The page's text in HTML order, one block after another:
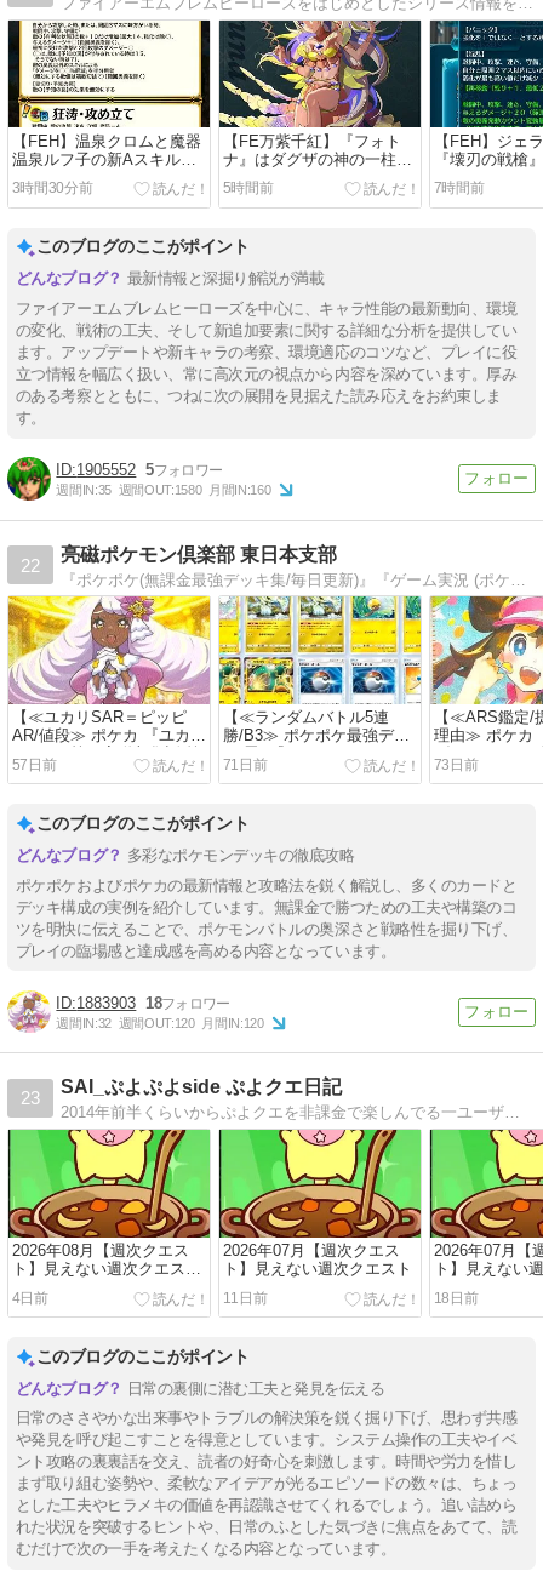
【FEH】温泉クロムと魔器
温泉ルフ子の新Aスキル
『攻撃守備の予知逆用』
『攻撃速さの予知逆用』は
ヘイムダルの予知の罠を完
制限無しだ
3時間30分前
【FE万紫千紅】『フォト
ナ』はダグザの神の一柱に
して、運命を司る女神。声
優はソティスと同じく黒沢
ともよさんだ
5時間前
【FEH】ジェ
『壊刃の戦槍
果詰め合わせ
い性能だ
7時間前
このブログのここがポイント
最新情報と深掘り解説が満載
ファイアーエムブレムヒーローズを中心に、キャラ性能の最新動向、環境
の変化、戦術の工夫、そして新追加要素に関する詳細な分析を提供してい
ます。アップデートや新キャラの考察、環境適応のコツなど、プレイに役
立つ情報を幅広く扱い、常に高次元の視点から内容を深めています。厚み
のある考察とともに、つねに次の展開を見据えた読み応えをお約束しま
す。
1905552 5
週間IN:35 週間OUT:1580 月間IN:160
22
亮磁ポケモン倶楽部 東日本支部
【≪ユカリSAR＝ピッピ
AR/値段≫ ポケカ 『ユカリ
(SAR)』等！亮磁収集話 第
2回！】(2026/06/09 [4記事
57日前
【≪ランダムバトル5連
勝/B3≫ ポケポケ最強デッ
キ(雷) 『ハラバリーex/ゼラ
オラ』 と亮磁収集雑談！】
71日前
【≪ARS鑑定/
理由≫ ポケカ
げまし(SAR)
集話 第1回！
73日前
このブログのここがポイント
多彩なポケモンデッキの徹底攻略
ポケポケおよびポケカの最新情報と攻略法を鋭く解説し、多くのカードと
デッキ構成の実例を紹介しています。無課金で勝つための工夫や構築のコ
ツを明快に伝えることで、ポケモンバトルの奥深さと戦略性を掘り下げ、
プレイの臨場感と達成感を高める内容となっています。
1883903 18
週間IN:32 週間OUT:120 月間IN:120
23
SAI_ぷよぷよside ぷよクエ日記
2014年前半くらいからぷよクエを非課金で楽しんでる一ユーザです。ガチャは強いと思った天井付きガチャ以外は回さず古参ならではの長期で集めたカードたちで頑張っています。イベントなどのクリアメモを記載しています。
2026年08月【週次クエス
ト】見えない週次クエスト
とぷよっと魔道石
4日前
2026年07月【週次クエス
ト】見えない週次クエスト
11日前
2026年07月【
ト】見えない
18日前
このブログのここがポイント
日常の裏側に潜む工夫と発見を伝える
日常のささやかな出来事やトラブルの解決策を鋭く掘り下げ、思わず共感
や発見を呼び起こすことを得意としています。システム操作の工夫やイベ
ント攻略の裏裏話を交え、読者の好奇心を刺激します。時間や労力を惜し
まず取り組む姿勢や、柔軟なアイデアが光るエピソードの数々は、ちょっ
とした工夫やヒラメキの価値を再認識させてくれるでしょう。追い詰めら
れた状況を突破するヒントや、日常のふとした気づきに焦点をあてて、読
むだけで次の一手を考えたくなる内容となっています。